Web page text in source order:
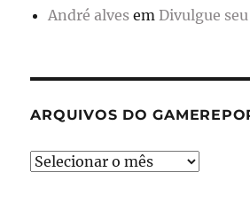
André alves em Divulgue
ARQUIVOS DO
Arquivos